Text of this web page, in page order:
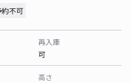
約不可
再入庫
可
高さ